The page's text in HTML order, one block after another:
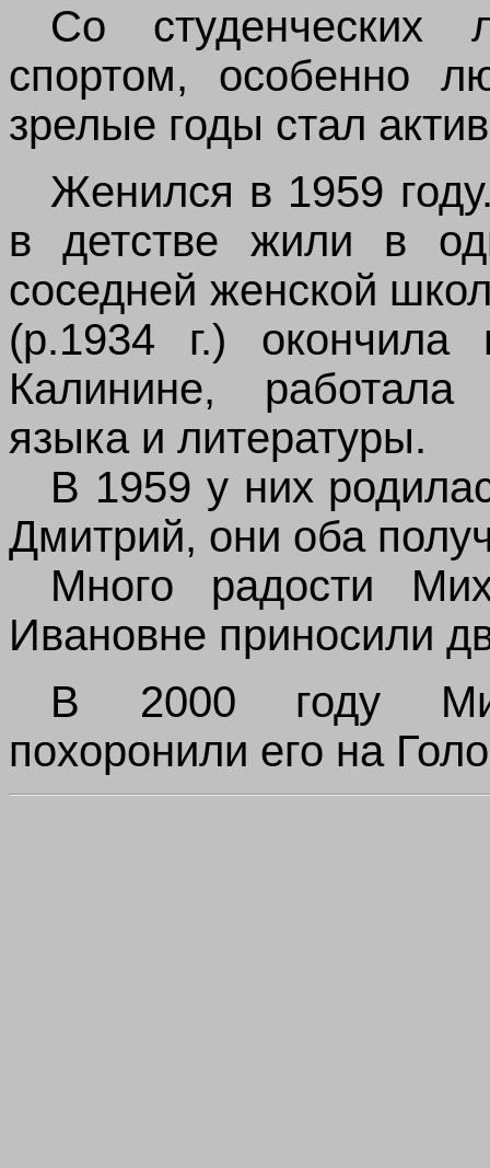
Со студенческих
спортом, особенно
зрелые годы стал
Женился в 1959
в детстве жили в
соседней женской
(р.1934 г.) окончила
Калинине, работала
языка и литературы.
В 1959 у них
Дмитрий, они оба
Много радости
Ивановне приносили
В 2000 году
похоронили его на